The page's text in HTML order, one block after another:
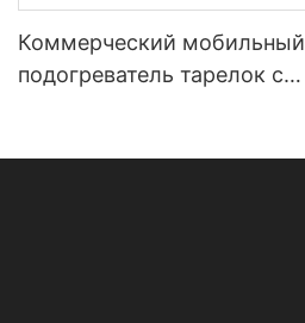
Коммерческий мобильный
подогреватель тарелок с